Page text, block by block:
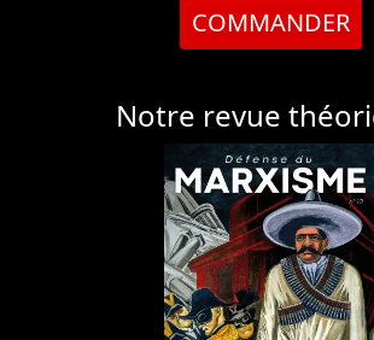
COMMANDER
Notre revue